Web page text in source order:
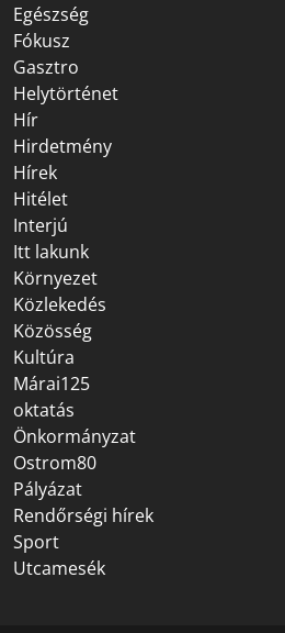
Egészség
Fókusz
Gasztro
Helytörténet
Hír
Hirdetmény
Hírek
Hitélet
Interjú
Itt lakunk
Környezet
Közlekedés
Közösség
Kultúra
Márai125
oktatás
Önkormányzat
Ostrom80
Pályázat
Rendőrségi hírek
Sport
Utcamesék